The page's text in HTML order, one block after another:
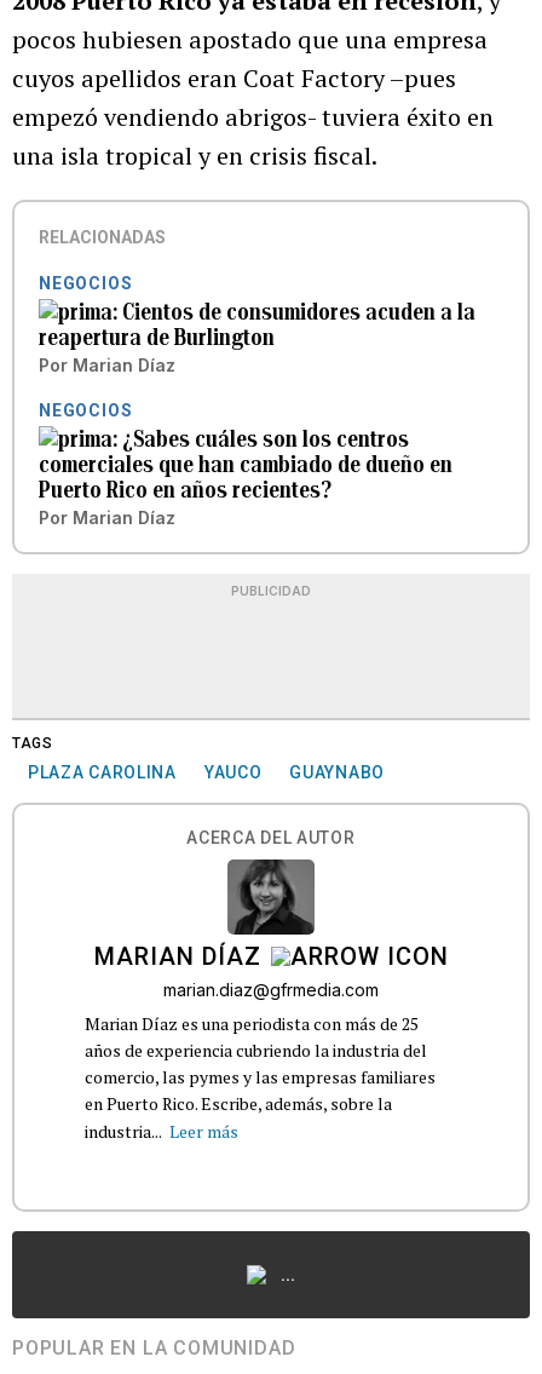
pocos hubiesen apostado que una empresa
cuyos apellidos eran Coat Factory –pues
empezó vendiendo abrigos- tuviera éxito en
una isla tropical y en crisis fiscal.
RELACIONADAS
NEGOCIOS
Cientos de consumidores acuden a la
reapertura de Burlington
Por Marian Díaz
NEGOCIOS
¿Sabes cuáles son los centros
comerciales que han cambiado de dueño en
Puerto Rico en años recientes?
Por Marian Díaz
PUBLICIDAD
TAGS
PLAZA CAROLINA YAUCO GUAYNABO
ACERCA DEL AUTOR
MARIAN DÍAZ
marian.diaz@gfrmedia.com
Marian Díaz es una periodista con más de 25
años de experiencia cubriendo la industria del
comercio, las pymes y las empresas familiares
en Puerto Rico. Escribe, además, sobre la
industria... Leer más
...
POPULAR EN LA COMUNIDAD